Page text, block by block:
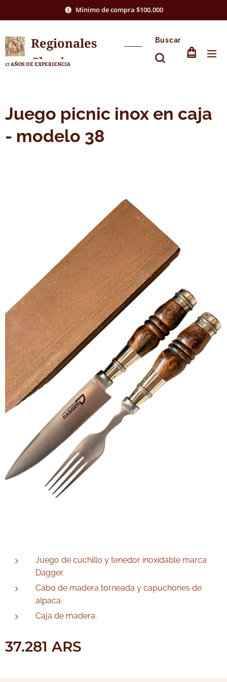
Mínimo de compra $100.000
Regionales
Chasico
17 AÑOS DE EXPERIENCIA
Buscar
Juego picnic inox en caja
- modelo 38
Juego de cuchillo y tenedor inoxidable marca
Dagger.
Cabo de madera torneada y capuchones de
alpaca.
Caja de madera.
37.281 ARS